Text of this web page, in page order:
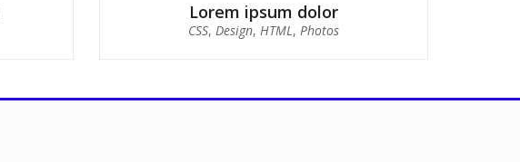
Lorem ipsum dolor
CSS, Design, HTML, Photos